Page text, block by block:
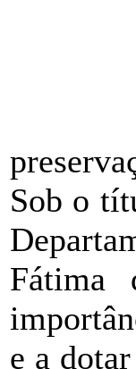
Sob o
Fátima
e a